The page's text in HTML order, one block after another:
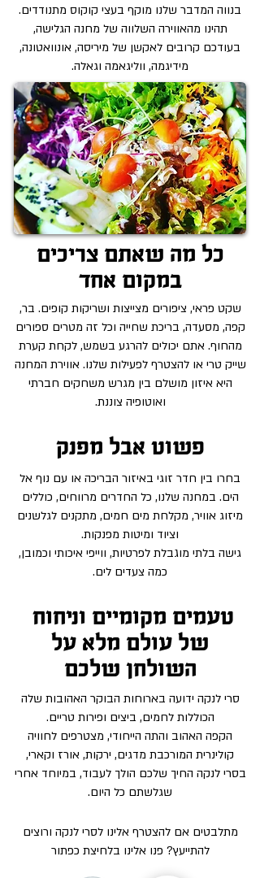
בנווה המדבר שלנו מוקף בעצי קוקוס מתנודדים.
תהינו מהאווירה השלווה של מחנה הגלישה,
בעודכם קרובים לאקשן של מיריסה, אונוואטונה,
מידיגמה, ווליגאמה וגאלה.
כל מה שאתם צריכים
במקום אחד
שקט פראי, ציפורים מצייצות ושריקות קופים. בר,
קפה, מסעדה, בריכת שחייה וכל זה מטרים ספורים
מהחוף. אתם יכולים להרגע בשמש, לקחת קערת
שייק טרי או להצטרף לפעילות שלנו. אווירת המחנה
היא איזון מושלם בין מגרש משחקים חברתי
ואוטופיה צוננת.
פשוט אבל מפנק
בחרו בין חדר זוגי באיזור הבריכה או עם נוף אל
הים. במחנה שלנו, כל החדרים מרווחים, כוללים
מיזוג אוויר, מקלחת מים חמים, מתקנים לגלשנים
וציוד ומיטות מפנקות.
גישה בלתי מוגבלת לפרטיות, ווייפי איכותי וכמובן,
כמה צעדים לים.
של עולם מלא על
השולחן שלכם
סרי לנקה ידועה בארוחות הבוקר האהובות שלה
הכוללות לחמים, ביצים ופירות טריים.
הקפה האהוב והתה הייחודי, מצטרפים לחוויה
קולינרית המורכבת מדגים, ירקות, אורז וקארי,
בסרי לנקה החיך שלכם הולך לעבוד, במיוחד אחרי
שגלשתם כל היום.
מתלבטים אם להצטרף אלינו לסרי לנקה ורוצים
להתייעץ? פנו אלינו בלחיצת כפתור